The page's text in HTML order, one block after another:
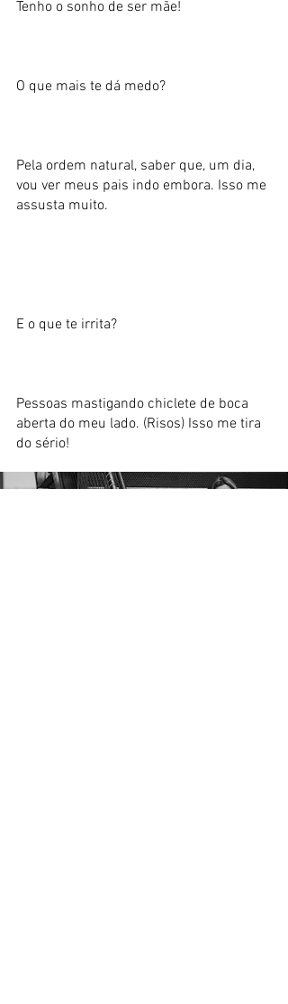
Tenho o sonho de ser mãe!
O que mais te dá medo?
Pela ordem natural, saber que, um dia,
vou ver meus pais indo embora. Isso me
assusta muito.
E o que te irrita?
Pessoas mastigando chiclete de boca
aberta do meu lado. (Risos) Isso me tira
do sério!